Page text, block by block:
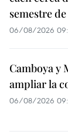
semestre
06/08/2026
Camboya y
ampliar la
06/08/2026